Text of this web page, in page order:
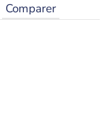
Comparer